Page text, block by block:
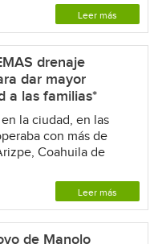
Leer más
drenaje
dar mayor
a las familias*
la ciudad, en las
con más de
Coahuila de
Leer más
de Manolo